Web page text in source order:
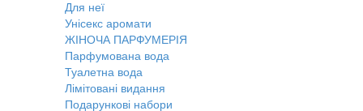
Для неї
Унісекс аромати
ЖІНОЧА ПАРФУМЕРІЯ
Парфумована вода
Туалетна вода
Лімітовані видання
Подарункові набори